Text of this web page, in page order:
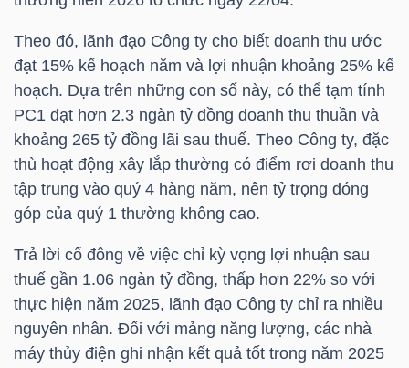
Theo đó, lãnh đạo Công ty cho biết doanh thu ước
đạt 15% kế hoạch năm và lợi nhuận khoảng 25% kế
hoạch. Dựa trên những con số này, có thể tạm tính
PC1 đạt hơn 2.3 ngàn tỷ đồng doanh thu thuần và
khoảng 265 tỷ đồng lãi sau thuế. Theo Công ty, đặc
thù hoạt động xây lắp thường có điểm rơi doanh thu
tập trung vào quý 4 hàng năm, nên tỷ trọng đóng
góp của quý 1 thường không cao.
Trả lời cổ đông về việc chỉ kỳ vọng lợi nhuận sau
thuế gần 1.06 ngàn tỷ đồng, thấp hơn 22% so với
thực hiện năm 2025, lãnh đạo Công ty chỉ ra nhiều
nguyên nhân. Đối với mảng năng lượng, các nhà
máy thủy điện ghi nhận kết quả tốt trong năm 2025
THẾ
ĐÔNG
DƯƠNG
TÀI
CHÍNH
CÁ
NHÂN